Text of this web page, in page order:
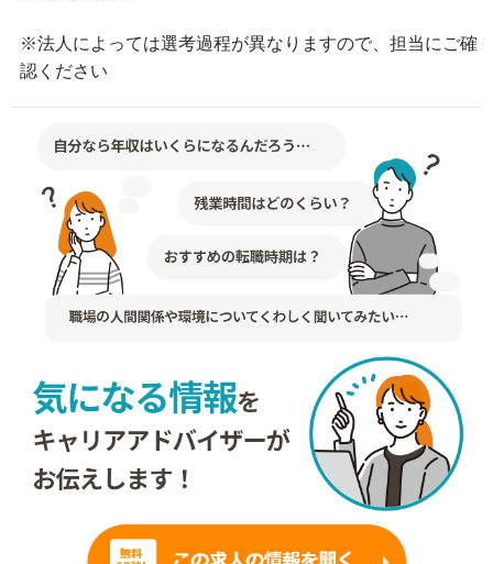
※法人によっては選考過程が異なりますので、担当にご確
認ください